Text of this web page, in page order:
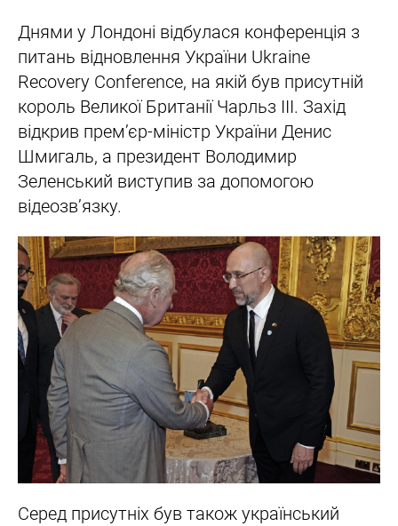
Днями у Лондоні відбулася конференція з
питань відновлення України Ukraine
Recovery Conference, на якій був присутній
король Великої Британії Чарльз III. Захід
відкрив прем’єр-міністр України Денис
Шмигаль, а президент Володимир
Зеленський виступив за допомогою
відеозв’язку.
Серед присутніх був також український